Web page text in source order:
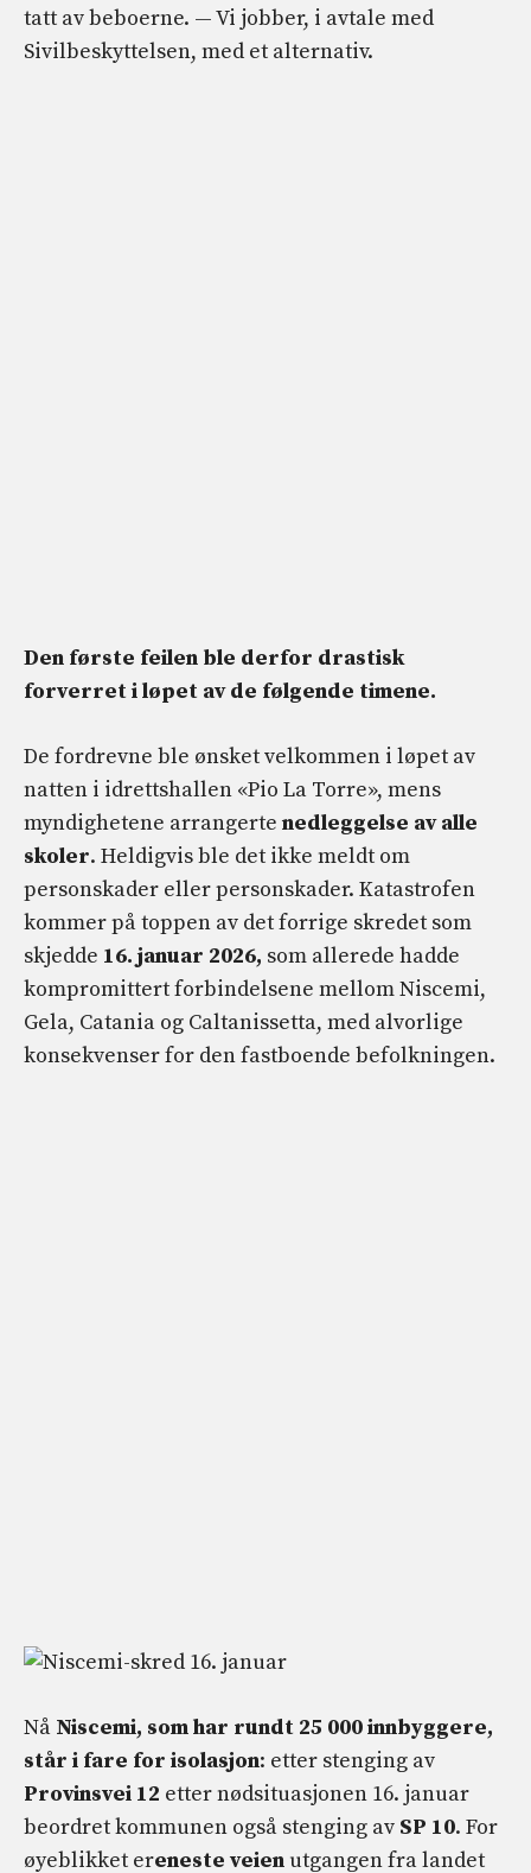
tatt av beboerne. — Vi jobber, i avtale med
Sivilbeskyttelsen, med et alternativ.
Den første feilen ble derfor drastisk
forverret i løpet av de følgende timene.
De fordrevne ble ønsket velkommen i løpet av
natten i idrettshallen «Pio La Torre», mens
myndighetene arrangerte nedleggelse av alle
skoler. Heldigvis ble det ikke meldt om
personskader eller personskader. Katastrofen
kommer på toppen av det forrige skredet som
skjedde 16. januar 2026, som allerede hadde
kompromittert forbindelsene mellom Niscemi,
Gela, Catania og Caltanissetta, med alvorlige
konsekvenser for den fastboende befolkningen.
Nå Niscemi, som har rundt 25 000 innbyggere,
står i fare for isolasjon: etter stenging av
Provinsvei 12 etter nødsituasjonen 16. januar
beordret kommunen også stenging av SP 10. For
øyeblikket ereneste veien utgangen fra landet